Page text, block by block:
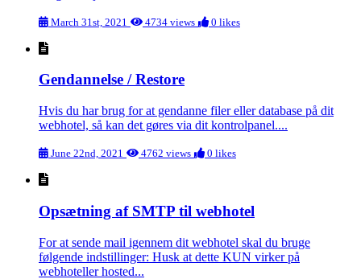
March 31st, 2021 4734 views 0 likes
Gendannelse / Restore
Hvis du har brug for at gendanne filer eller database på dit
webhotel, så kan det gøres via dit kontrolpanel....
June 22nd, 2021 4762 views 0 likes
Opsætning af SMTP til webhotel
For at sende mail igennem dit webhotel skal du bruge
følgende indstillinger: Husk at dette KUN virker på
webhoteller hosted...